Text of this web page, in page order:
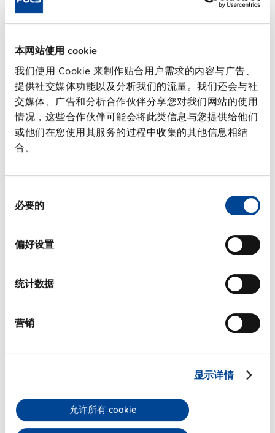
本网站使用 cookie
我们使用 Cookie 来制作贴合用户需求的内容与广告、
提供社交媒体功能以及分析我们的流量。我们还会与社
交媒体、广告和分析合作伙伴分享您对我们网站的使用
情况，这些合作伙伴可能会将此类信息与您提供给他们
或他们在您使用其服务的过程中收集的其他信息相结
合。
必要的
偏好设置
统计数据
营销
显示详情
允许所有 cookie
连接端子类型
转换效率，典型值
97.2 %
功率损耗，典型值 27 W
MTBF SN 29500 @ 40 °C (h) 342 000 h
DC-OK信号 有
技术文档
PULS Services